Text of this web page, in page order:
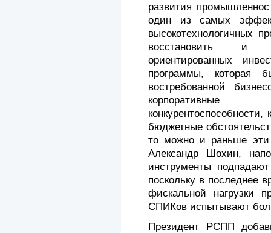
развития
один из самых
высокотехнологичных
восстановить и
ориентированных
программы, которая
востребованной
корпоративные
бюджетные
то можно и раньше эти
Александр Шохин,
инструменты
поскольку в последнее
фискальной нагрузки
СПИКов испытывают
Президент РСПП